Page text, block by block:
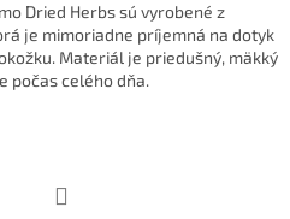
Dried Herbs sú vyrobené z
je mimoriadne príjemná na dotyk
Materiál je priedušný, mäkký
počas celého dňa.